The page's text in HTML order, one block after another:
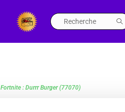
Fortnite : Durrr Burger (77070)